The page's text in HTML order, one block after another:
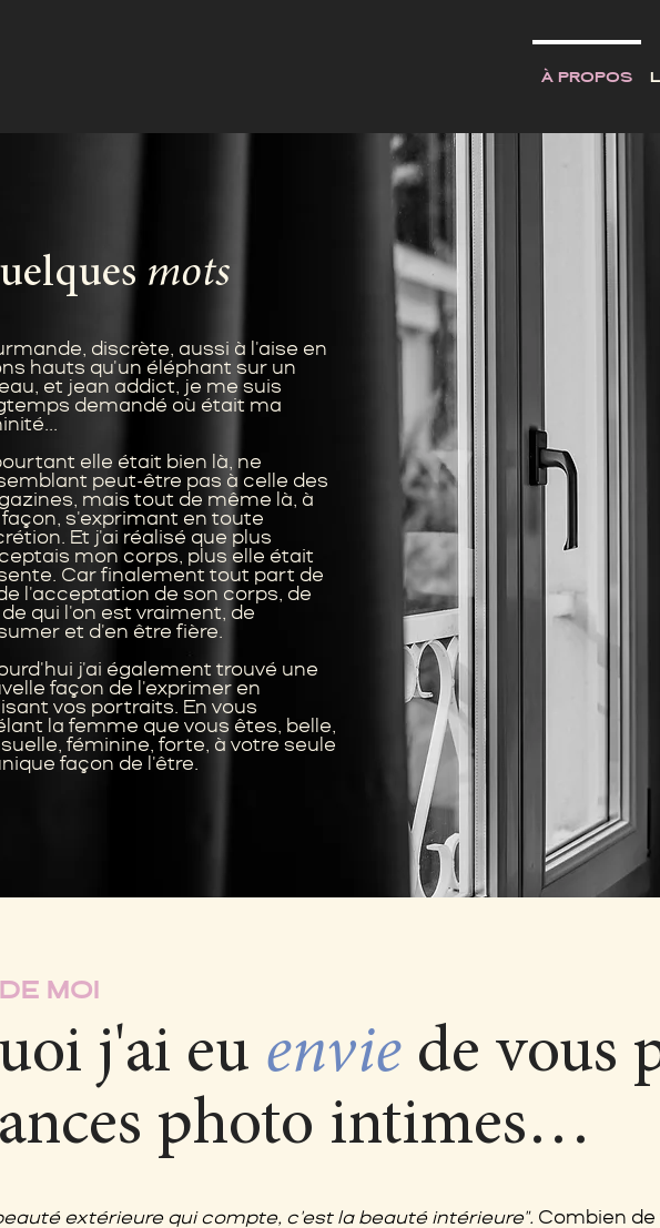
À PROPOS
mots
discrète, aussi à l'aise en
hauts qu'un éléphant sur un
et jean addict, je me suis
demandé où était ma
elle était bien là, ne
peut-être pas à celle des
mais tout de même là, à
s'exprimant en toute
Et j'ai réalisé que plus
mon corps, plus elle était
Car finalement tout part de
l'acceptation de son corps, de
de qui l'on est vraiment, de
et d'en être fière.
j'ai également trouvé une
façon de l'exprimer en
vos portraits. En vous
la femme que vous êtes, belle,
féminine, forte, à votre seule
façon de l'être.
MOI
j'ai eu envie de vous
photo intimes…
extérieure qui compte, c'est la beauté intérieure". Combien de